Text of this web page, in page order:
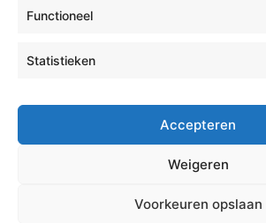
Functioneel
Statistieken
Accepteren
Weigeren
Voorkeuren opslaan
Radio & TV